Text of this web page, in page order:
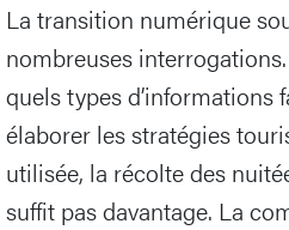
La transition numérique
nombreuses
quels types
élaborer les stratégies
utilisée, la récolte des
suffit pas davantage. La